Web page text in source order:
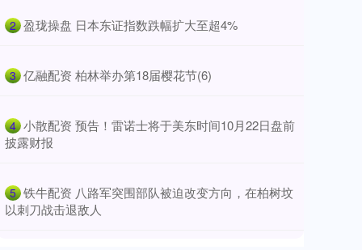
2 ​盈珑操盘 日本东证指数跌幅扩大至超4%
3 ​亿融配资 柏林举办第18届樱花节(6)
4 ​小散配资 预告！雷诺士将于美东时间10月22日盘前
披露财报
5 ​铁牛配资 八路军突围部队被迫改变方向，在柏树坟
以刺刀战击退敌人